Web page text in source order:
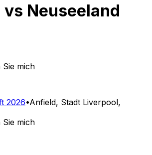
vs Neuseeland
Sie mich
2026•Anfield, Stadt Liverpool,
Sie mich